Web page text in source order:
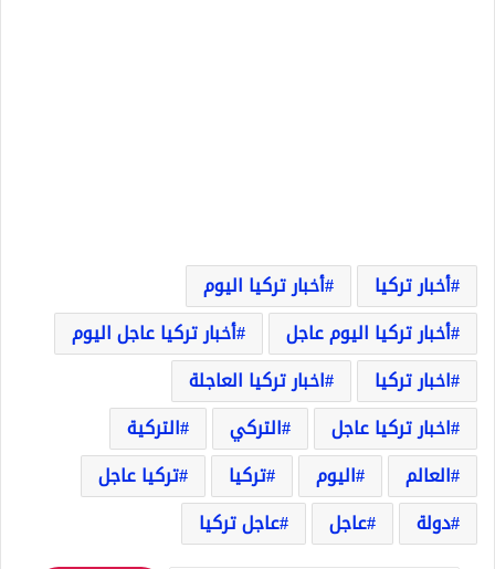
أخبار تركيا
أخبار تركيا اليوم
أخبار تركيا اليوم عاجل
أخبار تركيا عاجل اليوم
اخبار تركيا
اخبار تركيا العاجلة
اخبار تركيا عاجل
التركي
التركية
العالم
اليوم تركيا
تركيا عاجل
دولة
عاجل عاجل تركيا